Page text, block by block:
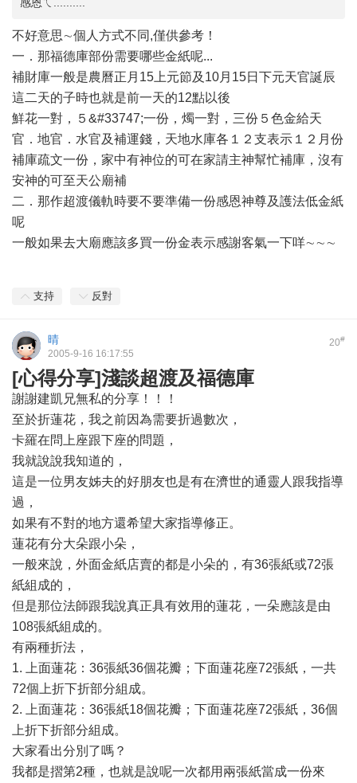
不好意思∼個人方式不同,僅供參考！
一．那福德庫部份需要哪些金紙呢...
補財庫一般是農曆正月15上元節及10月15日下元天官誕辰
這二天的子時也就是前一天的12點以後
鮮花一對，５&#33747;一份，燭一對，三份５色金給天
官．地官．水官及補運錢，天地水庫各１２支表示１２月份
補庫疏文一份，家中有神位的可在家請主神幫忙補庫，沒有
安神的可至天公廟補
二．那作超渡儀軌時要不要準備一份感恩神尊及護法低金紙
呢
一般如果去大廟應該多買一份金表示感謝客氣一下咩∼∼∼
支持 反對
20#
晴
2005-9-16 16:17:55
[心得分享]淺談超渡及福德庫
謝謝建凱兄無私的分享！！！
至於折蓮花，我之前因為需要折過數次，
卡羅在問上座跟下座的問題，
我就說說我知道的，
這是一位男友姊夫的好朋友也是有在濟世的通靈人跟我指導
過，
如果有不對的地方還希望大家指導修正。
蓮花有分大朵跟小朵，
一般來說，外面金紙店賣的都是小朵的，有36張紙或72張
紙組成的，
但是那位法師跟我說真正具有效用的蓮花，一朵應該是由
108張紙組成的。
有兩種折法，
1. 上面蓮花：36張紙36個花瓣；下面蓮花座72張紙，一共
72個上折下折部分組成。
2. 上面蓮花：36張紙18個花瓣；下面蓮花座72張紙，36個
上折下折部分組成。
大家看出分別了嗎？
我都是摺第2種，也就是說呢一次都用兩張紙當成一份來